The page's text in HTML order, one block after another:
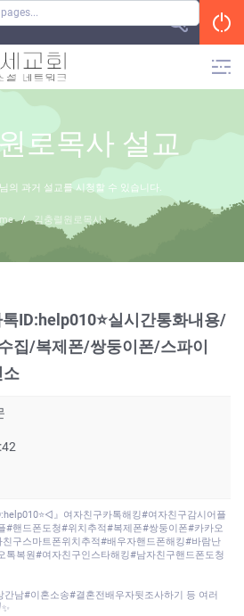
로목사 설교
의 과거 설교를 시청할 수 있습니다.
/ 김충렬원로목사
ID:help010⭐실시간통화내용/
집/복제폰/쌍둥이폰/스파이
소
』여자친구카톡해킹#여자친구감시어플
#핸드폰도청#위치추적#복제폰#쌍둥이폰#카카오
구스마트폰위치추적#배우자핸드폰해킹#바람난
톡복원#여자친구인스타해킹#남자친구핸드폰도청
남#이혼소송#결혼전배우자뒷조사하기 등 여러